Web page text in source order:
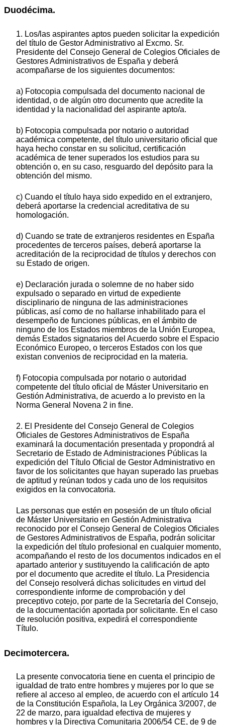
Duodécima.
1. Los/las aspirantes aptos pueden solicitar la expedición
del título de Gestor Administrativo al Excmo. Sr.
Presidente del Consejo General de Colegios Oficiales de
Gestores Administrativos de España y deberá
acompañarse de los siguientes documentos:
a) Fotocopia compulsada del documento nacional de
identidad, o de algún otro documento que acredite la
identidad y la nacionalidad del aspirante apto/a.
b) Fotocopia compulsada por notario o autoridad
académica competente, del título universitario oficial que
haya hecho constar en su solicitud, certificación
académica de tener superados los estudios para su
obtención o, en su caso, resguardo del depósito para la
obtención del mismo.
c) Cuando el título haya sido expedido en el extranjero,
deberá aportarse la credencial acreditativa de su
homologación.
d) Cuando se trate de extranjeros residentes en España
procedentes de terceros países, deberá aportarse la
acreditación de la reciprocidad de títulos y derechos con
su Estado de origen.
e) Declaración jurada o solemne de no haber sido
expulsado o separado en virtud de expediente
disciplinario de ninguna de las administraciones
públicas, así como de no hallarse inhabilitado para el
desempeño de funciones públicas, en el ámbito de
ninguno de los Estados miembros de la Unión Europea,
demás Estados signatarios del Acuerdo sobre el Espacio
Económico Europeo, o terceros Estados con los que
existan convenios de reciprocidad en la materia.
f) Fotocopia compulsada por notario o autoridad
competente del título oficial de Máster Universitario en
Gestión Administrativa, de acuerdo a lo previsto en la
Norma General Novena 2 in fine.
2. El Presidente del Consejo General de Colegios
Oficiales de Gestores Administrativos de España
examinará la documentación presentada y propondrá al
Secretario de Estado de Administraciones Públicas la
expedición del Título Oficial de Gestor Administrativo en
favor de los solicitantes que hayan superado las pruebas
de aptitud y reúnan todos y cada uno de los requisitos
exigidos en la convocatoria.
Las personas que estén en posesión de un título oficial
de Máster Universitario en Gestión Administrativa
reconocido por el Consejo General de Colegios Oficiales
de Gestores Administrativos de España, podrán solicitar
la expedición del título profesional en cualquier momento,
acompañando el resto de los documentos indicados en el
apartado anterior y sustituyendo la calificación de apto
por el documento que acredite el título. La Presidencia
del Consejo resolverá dichas solicitudes en virtud del
correspondiente informe de comprobación y del
preceptivo cotejo, por parte de la Secretaría del Consejo,
de la documentación aportada por solicitante. En el caso
de resolución positiva, expedirá el correspondiente
Título.
Decimotercera.
La presente convocatoria tiene en cuenta el principio de
igualdad de trato entre hombres y mujeres por lo que se
refiere al acceso al empleo, de acuerdo con el artículo 14
de la Constitución Española, la Ley Orgánica 3/2007, de
22 de marzo, para igualdad efectiva de mujeres y
hombres y la Directiva Comunitaria 2006/54 CE, de 9 de